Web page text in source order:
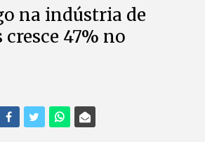
na indústria de
cresce 47% no